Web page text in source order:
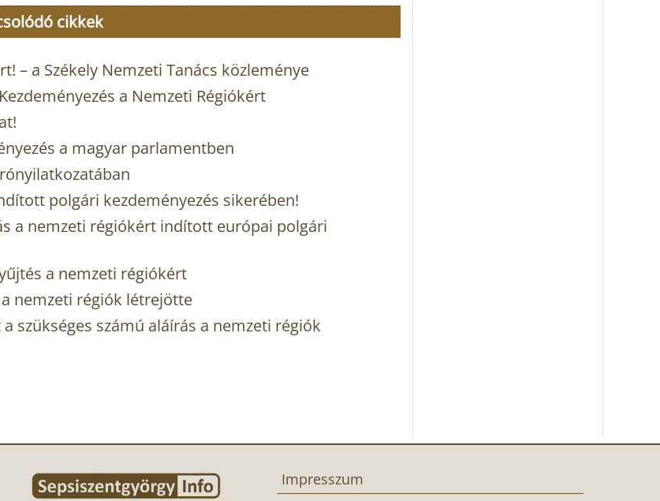
cikkek
– a Székely Nemzeti Tanács közleménye
a Nemzeti Régiókért
a magyar parlamentben
polgári kezdeményezés sikerében!
a nemzeti régiókért indított európai polgári
a nemzeti régiókért
nemzeti régiók létrejötte
szükséges számú aláírás a nemzeti régiók
Impresszum